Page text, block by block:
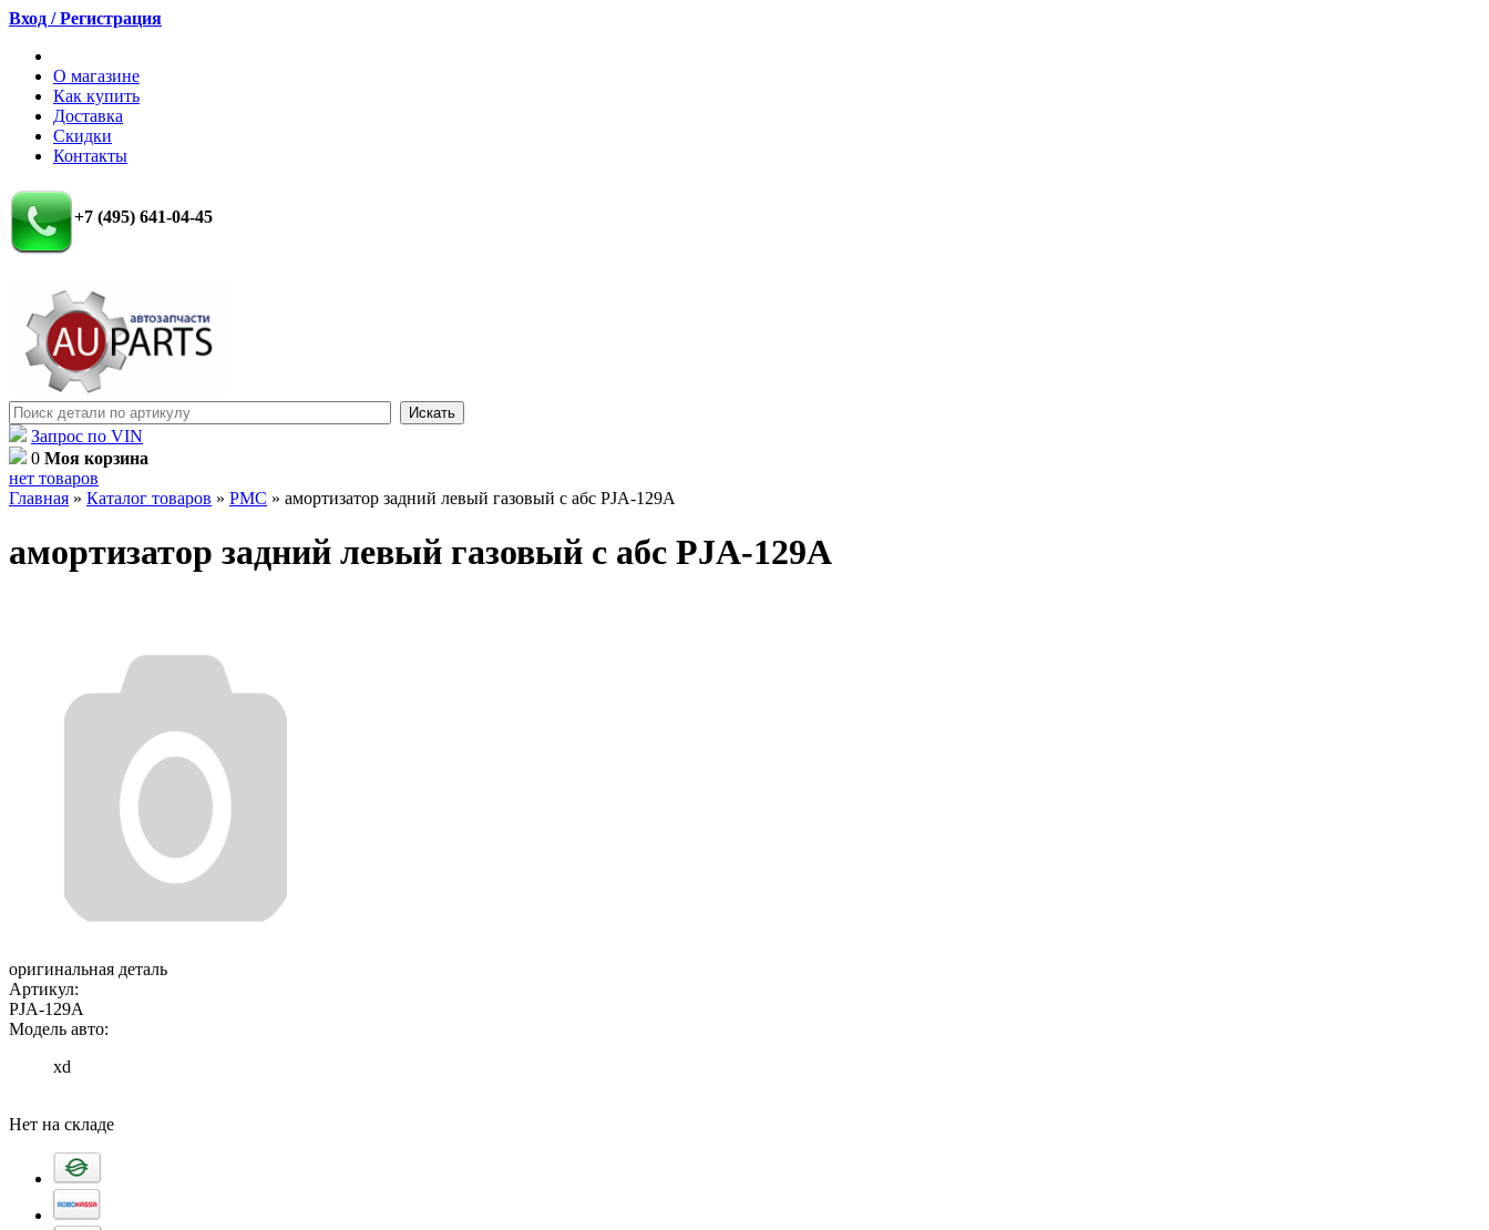
Вход / Регистрация
О магазине
Как купить
Доставка
Скидки
Контакты
+7 (495) 641-04-45
Запрос по VIN
0 Моя корзина
нет товаров
Главная » Каталог товаров » PMC » амортизатор задний левый газовый с абс PJA-129A
амортизатор задний левый газовый с абс PJA-129A
оригинальная деталь
Артикул:
PJA-129A
Модель авто:
xd
Нет на складе